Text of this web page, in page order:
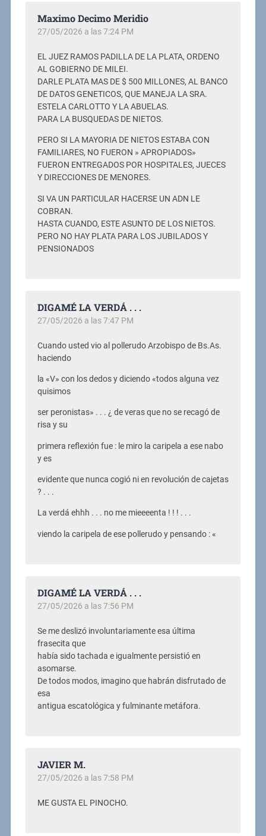
Maximo Decimo Meridio
27/05/2026 a las 7:24 PM
EL JUEZ RAMOS PADILLA DE LA PLATA, ORDENO
AL GOBIERNO DE MILEI.
DARLE PLATA MAS DE $ 500 MILLONES, AL BANCO
DE DATOS GENETICOS, QUE MANEJA LA SRA.
ESTELA CARLOTTO Y LA ABUELAS.
PARA LA BUSQUEDAS DE NIETOS.
PERO SI LA MAYORIA DE NIETOS ESTABA CON
FAMILIARES, NO FUERON » APROPIADOS»
FUERON ENTREGADOS POR HOSPITALES, JUECES
Y DIRECCIONES DE MENORES.
SI VA UN PARTICULAR HACERSE UN ADN LE
COBRAN.
HASTA CUANDO, ESTE ASUNTO DE LOS NIETOS.
PERO NO HAY PLATA PARA LOS JUBILADOS Y
PENSIONADOS
DIGAMÉ LA VERDÁ . . .
27/05/2026 a las 7:47 PM
Cuando usted vio al pollerudo Arzobispo de Bs.As.
haciendo
la «V» con los dedos y diciendo «todos alguna vez
quisimos
ser peronistas» . . . ¿ de veras que no se recagó de
risa y su
primera reflexión fue : le miro la caripela a ese nabo
y es
evidente que nunca cogió ni en revolución de cajetas
? . . .
La verdá ehhh . . . no me mieeeenta ! ! ! . . .
viendo la caripela de ese pollerudo y pensando : «
DIGAMÉ LA VERDÁ . . .
27/05/2026 a las 7:56 PM
Se me deslizó involuntariamente esa última
frasecita que
había sido tachada e igualmente persistió en
asomarse.
De todos modos, imagino que habrán disfrutado de
esa
antigua escatológica y fulminante metáfora.
JAVIER M.
27/05/2026 a las 7:58 PM
ME GUSTA EL PINOCHO.